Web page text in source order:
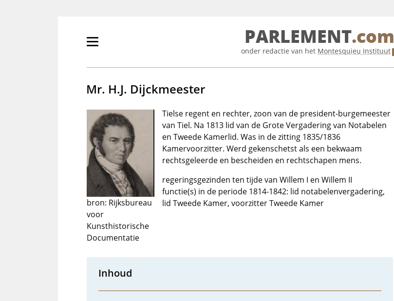
Primair
tonen/verbergen
PARLEMENT.com
onder redactie van het Montesquieu Instituut
Mr. H.J. Dijckmeester
bron: Rijksbureau
voor
Kunsthistorische
Documentatie
Tielse regent en rechter, zoon van de president-burgemeester
van Tiel. Na 1813 lid van de Grote Vergadering van Notabelen
en Tweede Kamerlid. Was in de zitting 1835/1836
Kamervoorzitter. Werd gekenschetst als een bekwaam
rechtsgeleerde en bescheiden en rechtschapen mens.
regeringsgezinden ten tijde van Willem I en Willem II
functie(s) in de periode 1814-1842: lid notabelenvergadering,
lid Tweede Kamer, voorzitter Tweede Kamer
Inhoud